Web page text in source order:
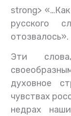
strong>
русского
отозвалось».
Эти
духовное
чувствах
недрах